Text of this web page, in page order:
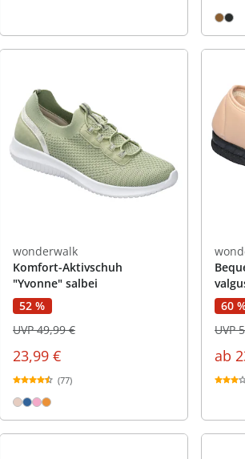
wonderwalk
Komfort-Aktivschuh
"Yvonne" salbei
52 %
23,99 €
UVP 49,99 €
(77)
60
ab
UVP